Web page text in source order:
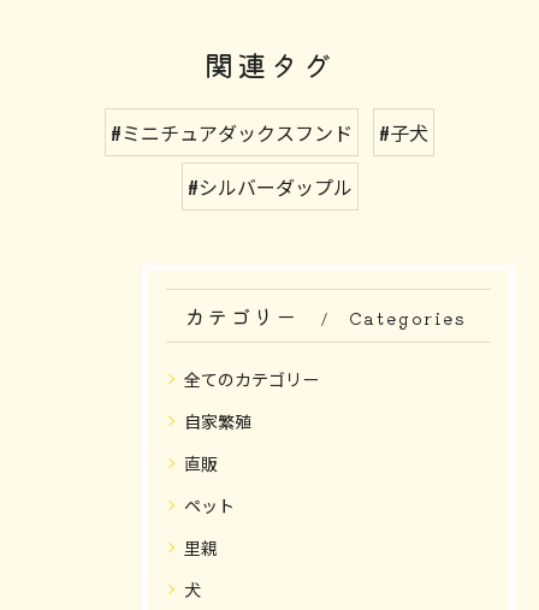
関連タグ
#ミニチュアダックスフンド
#子犬
#シルバーダップル
カテゴリー Categories
全てのカテゴリー
自家繁殖
直販
ペット
里親
犬